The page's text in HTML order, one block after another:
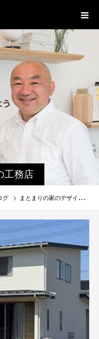
工務店
｜家族
３
グ まとまりの家のデザインのコツは。